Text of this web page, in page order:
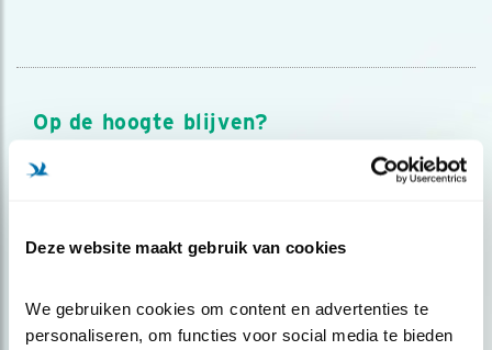
Deze website maakt gebruik van cookies
We gebruiken cookies om content en advertenties te
personaliseren, om functies voor social media te bieden
Op de hoogte blijven?
Meld je aan en ontvang nieuws, inspiratie, acties en tips
over vogels en activiteiten van Vogelbescherming.